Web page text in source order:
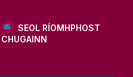
SEOL RÍOMHPHOST
CHUGAINN